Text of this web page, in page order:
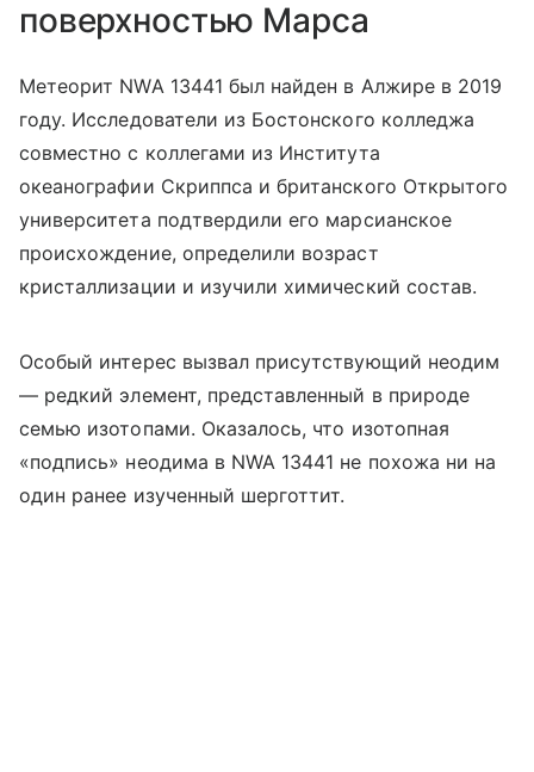
поверхностью Марса
Метеорит NWA 13441 был найден в Алжире в 2019
году. Исследователи из Бостонского колледжа
совместно с коллегами из Института
океанографии Скриппса и британского Открытого
университета подтвердили его марсианское
происхождение, определили возраст
кристаллизации и изучили химический состав.
Особый интерес вызвал присутствующий неодим
— редкий элемент, представленный в природе
семью изотопами. Оказалось, что изотопная
«подпись» неодима в NWA 13441 не похожа ни на
один ранее изученный шерготтит.